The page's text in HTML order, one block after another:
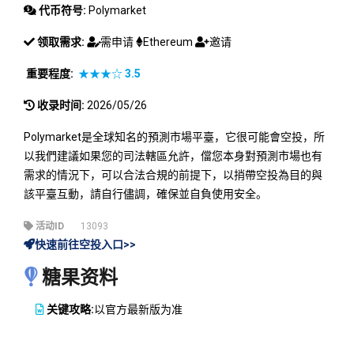
代币符号: Polymarket
领取需求: 需申请 Ethereum 邀请
重要程度: ★★★☆3.5
收录时间: 2026/05/26
Polymarket是全球知名的預測市場平臺，它很可能會空投，所
以我們建議如果您的司法轄區允許，儅您本身對預測市場也有
需求的情況下，可以合法合規的前提下，以捎帶空投為目的與
該平臺互動，請自行儘調，確保並自負使用安全。
活动ID 13093
快速前往空投入口>>
糖果资料
关键攻略:以官方最新版为准